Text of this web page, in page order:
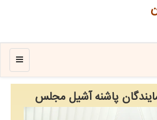
منو
پاشنه آشیل مجلس